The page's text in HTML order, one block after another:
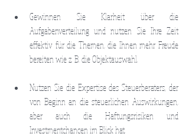
Gewinnen Sie Klarheit über die
Aufgabenverteilung und nutzen Sie Ihre Zeit
effektiv für die Themen, die Ihnen mehr Freude
bereiten wie z. B. die Objektauswahl.
Nutzen Sie die Expertise des Steuerberaters, der
von Beginn an die steuerlichen Auswirkungen,
aber auch die Haftungsrisiken und
Investmentchancen im Blick hat.